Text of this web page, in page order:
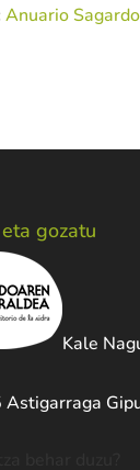
Anuario
gozatu
Kale